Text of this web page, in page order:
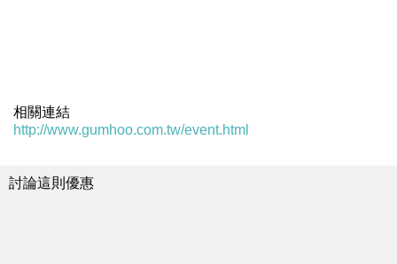
相關連結
http://www.gumhoo.com.tw/event.html
討論這則優惠